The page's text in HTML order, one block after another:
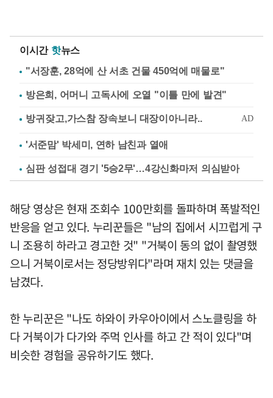
이시간 핫뉴스
"서장훈, 28억에 산 서초 건물 450억에 매물로"
방은희, 어머니 고독사에 오열 "이틀 만에 발견"
'서준맘' 박세미, 연하 남친과 열애
심판 성접대 경기 '5승2무'…4강신화마저 의심받아
해당 영상은 현재 조회수 100만회를 돌파하며 폭발적인
반응을 얻고 있다. 누리꾼들은 "남의 집에서 시끄럽게 구
니 조용히 하라고 경고한 것" "거북이 동의 없이 촬영했
으니 거북이로서는 정당방위다"라며 재치 있는 댓글을
남겼다.
한 누리꾼은 "나도 하와이 카우아이에서 스노클링을 하
다 거북이가 다가와 주먹 인사를 하고 간 적이 있다"며
비슷한 경험을 공유하기도 했다.